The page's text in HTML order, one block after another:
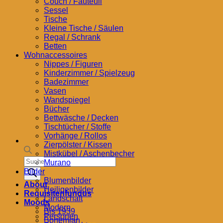
Products
search
About
Requisitenfundus
Moods
Bis 1939
Bohemian
Sessel
Tische
Kleine Tische / Säulen
Regal / Schrank
Betten
Wohnaccessoires
Nippes / Figuren
Kinderzimmer / Spielzeug
Badezimmer
Vasen
Wandspiegel
Bücher
Bettwäsche / Decken
Tischtücher / Stoffe
Vorhänge / Rollos
Zierpölster / Kissen
Mistkübel / Aschenbecher
Murano
Bilder
Blumenbilder
Heiligenbilder
Landschaft
Modern
Personen